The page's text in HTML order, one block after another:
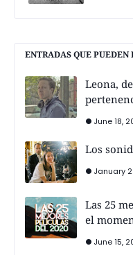
ENTRADAS QUE PUEDEN
Leona,
June 18,
Los
January
Las 25
el
June 15,